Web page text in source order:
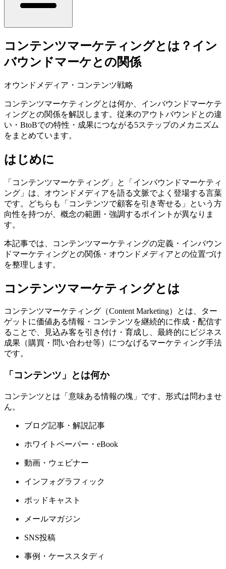
コンテンツマーケティングとは？イン
バウンドマーケとの関係
オウンドメディア・コンテンツ戦略
コンテンツマーケティングとは何か、インバウンドマーケテ
ィングとの関係を解説します。従来のアウトバウンドとの違
い・BtoBでの特性・成果につながる5ステップのメカニズム
をまとめています。
はじめに
「コンテンツマーケティング」と「インバウンドマーケティ
ング」は、オウンドメディアを語る文脈でよく登場する言葉
です。どちらも「コンテンツで顧客を引き寄せる」という方
向性を持つが、概念の範囲・強調するポイントが異なりま
す。
本記事では、コンテンツマーケティングの定義・インバウン
ドマーケティングとの関係・オウンドメディアとの位置づけ
を整理します。
コンテンツマーケティングとは
コンテンツマーケティング（Content Marketing）とは、ター
ゲットに価値ある情報・コンテンツを継続的に作成・配信す
ることで、見込み客を引き付け・育成し、最終的にビジネス
成果（購買・問い合わせ等）につなげるマーケティング手法
です。
「コンテンツ」とは何か
コンテンツとは「意味ある情報の塊」です。形式は問わませ
ん。
ブログ記事・解説記事
ホワイトペーパー・eBook
動画・ウェビナー
インフォグラフィック
ポッドキャスト
メールマガジン
SNS投稿
事例・ケーススタディ